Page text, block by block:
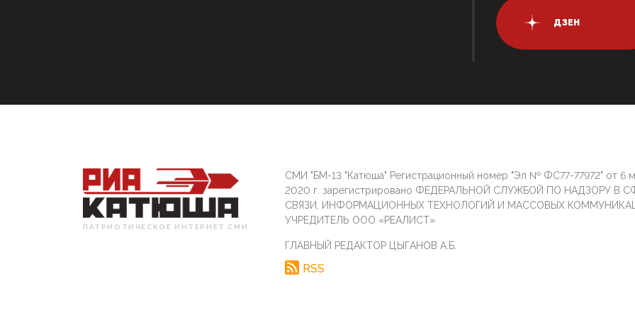
ДЗЕН
ПАТРИОТИЧЕСКОЕ ИНТЕРНЕТ СМИ
СМИ "БМ-13 "Катюша" Регистрационный номер "Эл № ФС77-77972" от 6
2020 г. зарегистрировано ФЕДЕРАЛЬНОЙ СЛУЖБОЙ ПО НАДЗОРУ В
СВЯЗИ, ИНФОРМАЦИОННЫХ ТЕХНОЛОГИЙ И МАССОВЫХ
УЧРЕДИТЕЛЬ ООО «РЕАЛИСТ»
ГЛАВНЫЙ РЕДАКТОР ЦЫГАНОВ А.Б.
RSS